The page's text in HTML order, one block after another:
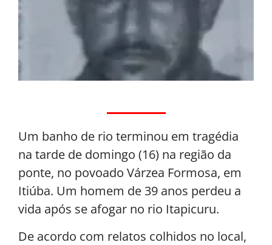
Um banho de rio terminou em tragédia
na tarde de domingo (16) na região da
ponte, no povoado Várzea Formosa, em
Itiúba. Um homem de 39 anos perdeu a
vida após se afogar no rio Itapicuru.
De acordo com relatos colhidos no local,